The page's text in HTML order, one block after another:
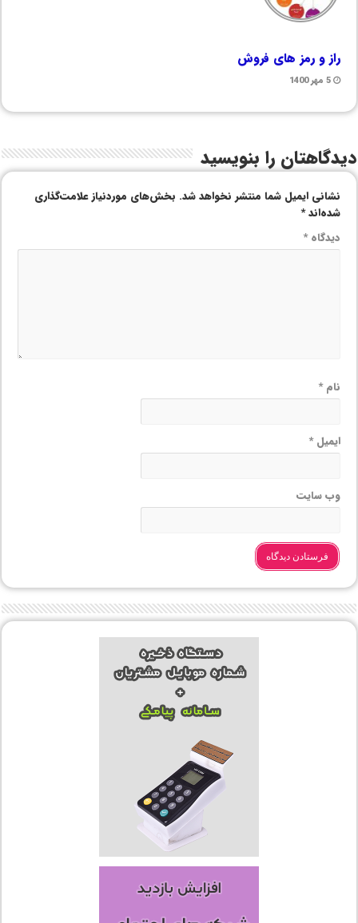
راز و رمز های فروش
5 مهر 1400
دیدگاهتان را بنویسید
نشانی ایمیل شما منتشر نخواهد شد. بخش‌های موردنیاز علامت‌گذاری
شده‌اند*
دیدگاه*
نام*
ایمیل*
وب‌ سایت